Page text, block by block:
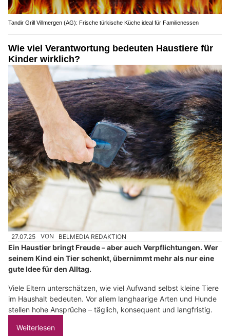
Tandir Grill Villmergen (AG): Frische türkische Küche ideal für Familienessen
Wie viel Verantwortung bedeuten Haustiere für
Kinder wirklich?
27.07.25 VON BELMEDIA REDAKTION
Ein Haustier bringt Freude – aber auch Verpflichtungen. Wer
seinem Kind ein Tier schenkt, übernimmt mehr als nur eine
gute Idee für den Alltag.
Viele Eltern unterschätzen, wie viel Aufwand selbst kleine Tiere
im Haushalt bedeuten. Vor allem langhaarige Arten und Hunde
stellen hohe Ansprüche – täglich, konsequent und langfristig.
Weiterlesen